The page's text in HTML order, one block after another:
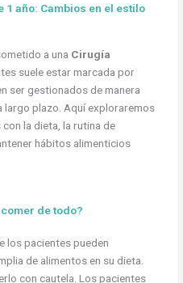
año: Cambios en el estilo
a una Cirugía
suele estar marcada por
ser gestionados de manera
largo plazo. Aquí exploraremos
la dieta, la rutina de
hábitos alimenticios
de todo?
los pacientes pueden
de alimentos en su dieta.
con cautela. Los pacientes